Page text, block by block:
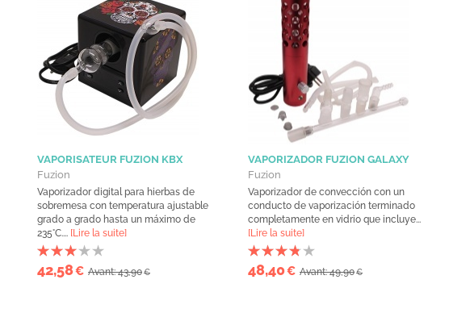
VAPORISATEUR FUZION KBX
Fuzion
Vaporizador digital para hierbas de
sobremesa con temperatura ajustable
grado a grado hasta un máximo de
235°C.... [Lire la suite]
42,58€ Avant: 43,90€
VAPORIZADOR FUZION GALAXY
Fuzion
Vaporizador de convección con un
conducto de vaporización terminado
completamente en vidrio que incluye...
[Lire la suite]
48,40€ Avant: 49,90€